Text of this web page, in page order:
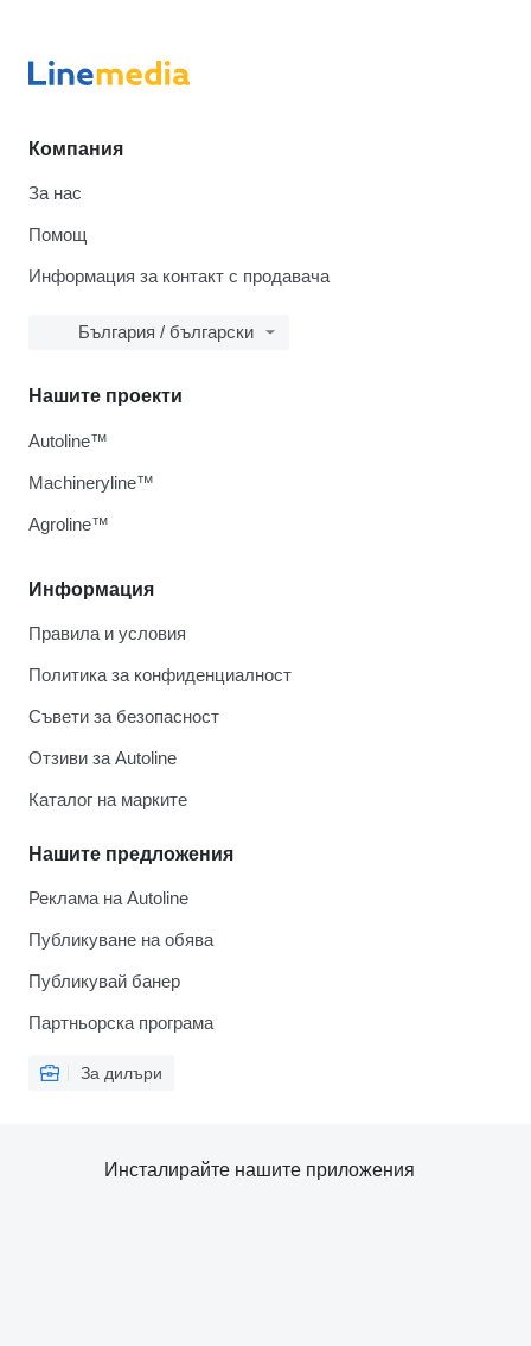
Компания
За нас
Помощ
Информация за контакт с продавача
България / български
Информация
Правила и условия
Политика за конфиденциалност
Съвети за безопасност
Отзиви за Autoline
Каталог на марките
Нашите предложения
Реклама на Autoline
Публикуване на обява
Публикувай банер
Партньорска програма
За дилъри
Нашите проекти
Autoline™
Machineryline™
Agroline™
Инсталирайте нашите приложения